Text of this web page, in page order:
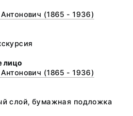
(1865 - 1936)
лицо
(1865 - 1936)
слой, бумажная подложка